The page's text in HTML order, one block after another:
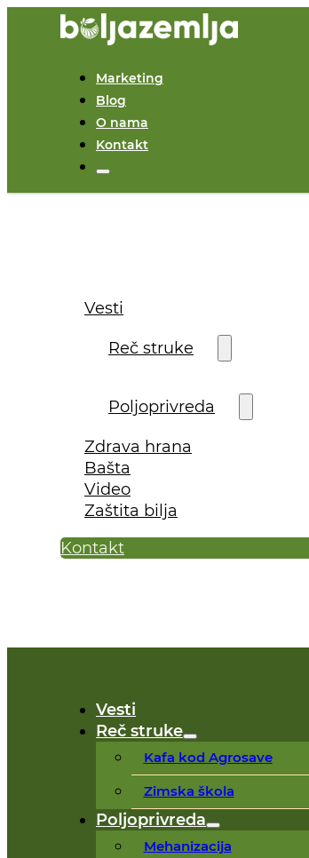
Marketing
Blog
O nama
Kontakt
Vesti
Reč struke
Poljoprivreda
Zdrava hrana
Bašta
Video
Zaštita bilja
Kontakt
Vesti
Reč struke
Kafa kod Agrosave
Zimska škola
Poljoprivreda
Mehanizacija